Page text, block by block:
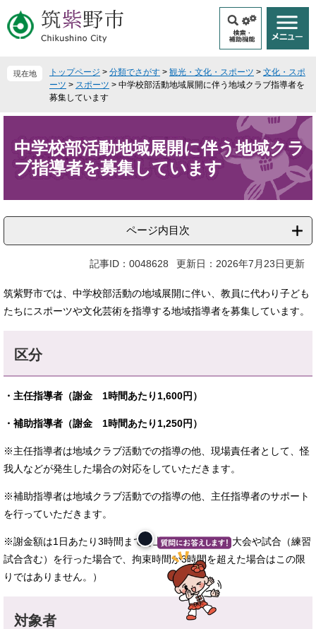
ー
ジ
ニ
ュ
現在地 トップページ > 分類でさがす > 観光・文化・スポーツ > 文化・スポ
ーツ > スポーツ > 中学校部活動地域展開に伴う地域クラブ指導者を
募集しています
中学校部活動地域展開に伴う地域クラ
ブ指導者を募集しています
ページ内目次
記事ID：0048628 更新日：2026年7月23日更新
筑紫野市では、中学校部活動の地域展開に伴い、教員に代わり子ども
たちにスポーツや文化芸術を指導する地域指導者を募集しています。
区分
・主任指導者（謝金 1時間あたり1,600円）
・補助指導者（謝金 1時間あたり1,250円）
※主任指導者は地域クラブ活動での指導の他、現場責任者として、怪
我人などが発生した場合の対応をしていただきます。
※補助指導者は地域クラブ活動での指導の他、主任指導者のサポート
を行っていただきます。
※謝金額は1日あたり3時間までを上限とします。（大会や試合（練習
試合含む）を行った場合で、拘束時間が3時間を超えた場合はこの限
りではありません。）
対象者